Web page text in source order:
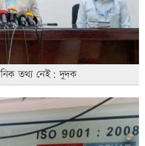
তথ্য নেই: দুদক